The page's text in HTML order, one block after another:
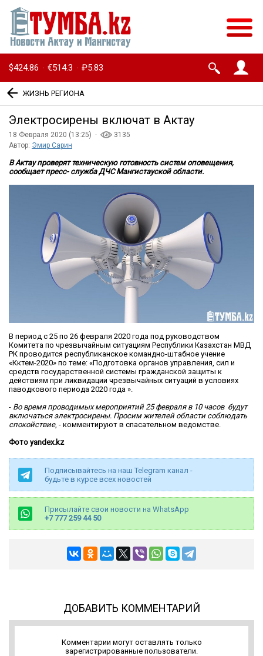
$424.86 · €514.3 · ₽5.83
ЖИЗНЬ РЕГИОНА
Электросирены включат в Актау
18 Февраля 2020 (13:25) ·
3135
Автор: Эмир Сарин
В Актау проверят техническую готовность систем оповещения,
сообщает пресс- служба ДЧС Мангистауской области.
В период с 25 по 26 февраля 2020 года под руководством
Комитета по чрезвычайным ситуациям Республики Казахстан МВД
РК проводится республиканское командно-штабное учение
«Көктем-2020» по теме: «Подготовка органов управления, сил и
средств государственной системы гражданской защиты к
действиям при ликвидации чрезвычайных ситуаций в условиях
паводкового периода 2020 года ».
- Во время проводимых мероприятий 25 февраля в 10 часов будут
включаться электросирены. Просим жителей области соблюдать
спокойствие, - комментируют в спасательном ведомстве.
Фото yandex.kz
Подписывайтесь на наш Telegram канал -
будьте в курсе всех новостей
Присылайте свои новости на WhatsApp
+7 777 259 44 50
ДОБАВИТЬ КОММЕНТАРИЙ
Комментарии могут оставлять только
зарегистрированные пользователи.